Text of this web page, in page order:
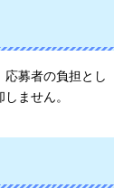
募者の負担とし
ません。